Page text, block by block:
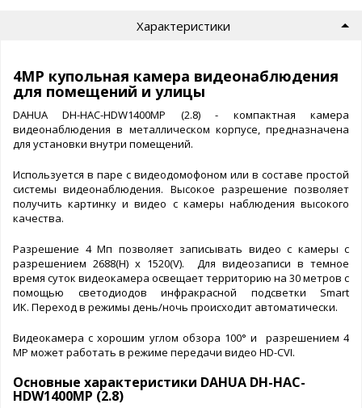
Характеристики
4MP купольная камера видеонаблюдения
для помещений и улицы
DAHUA DH-HAC-HDW1400MP (2.8) - компактная камера
видеонаблюдения в металлическом корпусе, предназначена
для установки внутри помещений.
Используется в паре с видеодомофоном или в составе простой
системы видеонаблюдения. Высокое разрешение позволяет
получить картинку и видео с камеры наблюдения высокого
качества.
Разрешение 4 Мп позволяет записывать видео с камеры с
разрешением 2688(H) x 1520(V). Для видеозаписи в темное
время суток видеокамера освещает территорию на 30 метров с
помощью светодиодов инфракрасной подсветки Smart
ИК. Переход в режимы день/ночь происходит автоматически.
Видеокамера с хорошим углом обзора 100° и разрешением 4
MP может работать в режиме передачи видео HD-CVI.
Основные характеристики DAHUA DH-HAC-
HDW1400MP (2.8)